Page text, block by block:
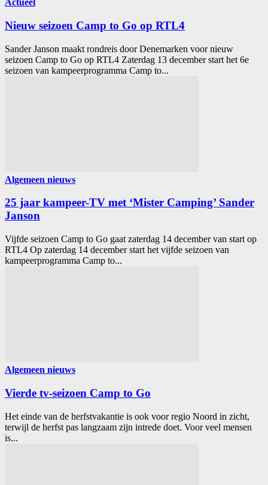
Actueel
Nieuw seizoen Camp to Go op RTL4
Sander Janson maakt rondreis door Denemarken voor nieuw
seizoen Camp to Go op RTL4 Zaterdag 13 december start het 6e
seizoen van kampeerprogramma Camp to...
Algemeen nieuws
25 jaar kampeer-TV met ‘Mister Camping’ Sander
Janson
Vijfde seizoen Camp to Go gaat zaterdag 14 december van start op
RTL4 Op zaterdag 14 december start het vijfde seizoen van
kampeerprogramma Camp to...
Algemeen nieuws
Vierde tv-seizoen Camp to Go
Het einde van de herfstvakantie is ook voor regio Noord in zicht,
terwijl de herfst pas langzaam zijn intrede doet. Voor veel mensen
is...